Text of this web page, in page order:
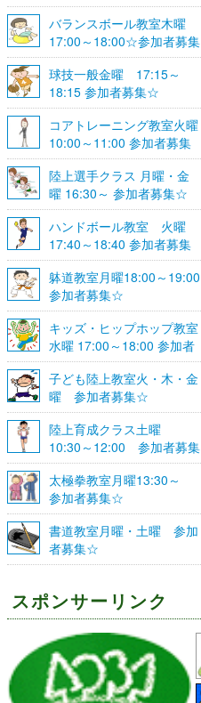
バランスボール教室木曜
17:00～18:00☆参加者募集
☆
球技一般金曜 17:15～
18:15 参加者募集☆
コアトレーニング教室火曜
10:00～11:00 参加者募集
陸上選手クラス 月曜・金
曜 16:30～ 参加者募集☆
ハンドボール教室 火曜
17:40～18:40 参加者募集
☆
躰道教室月曜18:00～19:00
参加者募集☆
キッズ・ヒップホップ教室
水曜 17:00～18:00 参加者
募集☆
子ども陸上教室火・木・金
曜 参加者募集☆
陸上育成クラス土曜
10:30～12:00 参加者募集
☆
太極拳教室月曜13:30～
参加者募集☆
書道教室月曜・土曜 参加
者募集☆
スポンサーリンク